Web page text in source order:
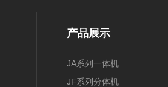
产品展示
JA系列一体机
JF系列分体机